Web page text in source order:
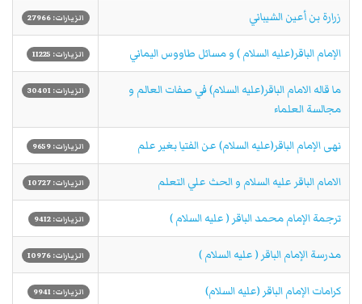
زرارة بن أعين الشيباني الزيارات: 27966
الإمام الباقر(عليه السلام ) و مسائل طاووس اليماني الزيارات: 11225
ما قاله الامام الباقر(عليه السلام) في صفات العالم و
مجالسة العلماء
الزيارات: 30401
نهى الإمام الباقر(عليه السلام) عن الفتيا بغير علم الزيارات: 9659
الامام الباقر عليه السلام و الحث علي التعلم الزيارات: 10727
ترجمة الإمام محمد الباقر ( عليه السلام ) الزيارات: 9412
مدرسة الإمام الباقر ( عليه السلام ) الزيارات: 10976
كرامات الإمام الباقر (عليه السلام) الزيارات: 9941